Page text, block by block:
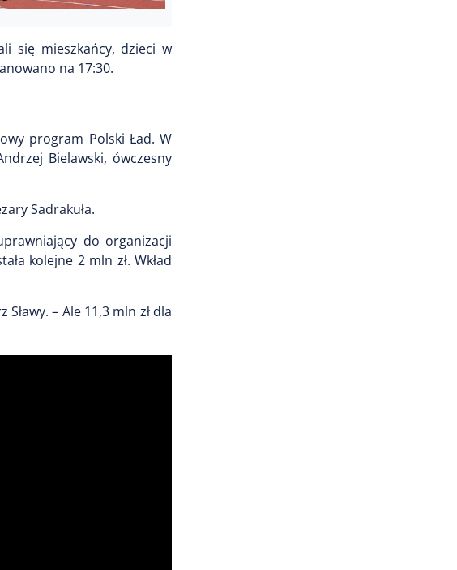
się mieszkańcy, dzieci w
na 17:30.
program Polski Ład. W
Bielawski, ówczesny
Sadrakuła.
do organizacji
kolejne 2 mln zł. Wkład
– Ale 11,3 mln zł dla